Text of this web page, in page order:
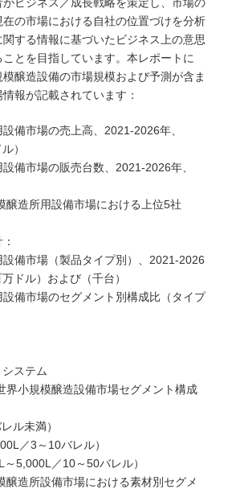
の市場における自社の位置づけを分析
する情報に基づいたビジネス上の意思
とを目指しています。本レポートに
醸造設備の市場規模および予測が含ま
報が記載されています：
備市場の売上高、2021-2026年、
）
備市場の販売台数、2021-2026年、
醸造所用設備市場における上位5社
備市場（製品タイプ別）、2021-2026
ドル）および（千台）
備市場のセグメント別構成比（タイプ
ステム
界小規模醸造設備市場セグメント構成
ル未満）
／3～10バレル）
5,000L／10～50バレル）
醸造所設備市場における素材別セグメ